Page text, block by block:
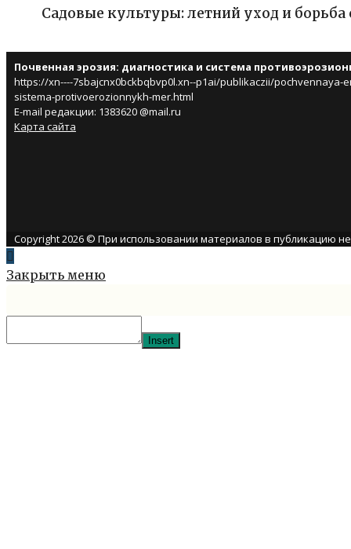
Садовые культуры: летний уход и борьба
Почвенная эрозия: диагностика и система
https://xn----7sbajcnx0bckbqbvp0l.xn--p1ai/publikaczii/pochvennaya-
sistema-protivoerozionnykh-mer.html
E-mail редакции: 1383620 @mail.ru
Карта сайта
Copyright 2026 © При использовании материалов в публикацию
Закрыть меню
Insert